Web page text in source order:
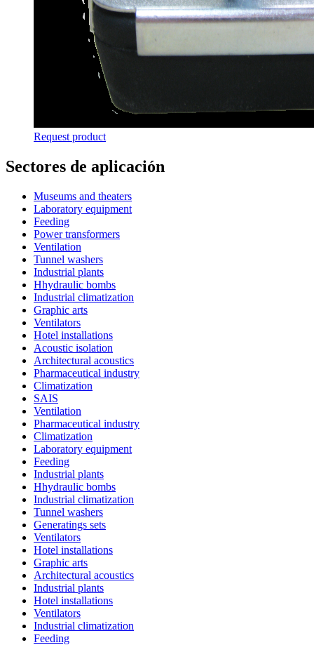
Request product
Sectores de aplicación
Museums and theaters
Laboratory equipment
Feeding
Power transformers
Ventilation
Tunnel washers
Industrial plants
Hhydraulic bombs
Industrial climatization
Graphic arts
Ventilators
Hotel installations
Acoustic isolation
Architectural acoustics
Pharmaceutical industry
Climatization
SAIS
Ventilation
Pharmaceutical industry
Climatization
Laboratory equipment
Feeding
Industrial plants
Hhydraulic bombs
Industrial climatization
Tunnel washers
Generatings sets
Ventilators
Hotel installations
Graphic arts
Architectural acoustics
Industrial plants
Hotel installations
Ventilators
Industrial climatization
Feeding